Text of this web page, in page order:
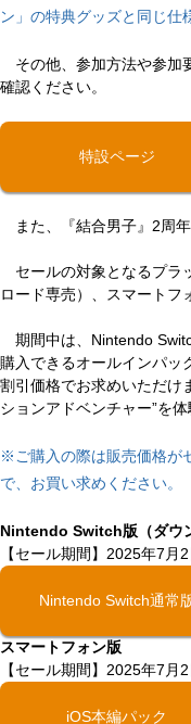
ン」の特典グッズと同じ仕
その他、参加方法や参加
確認ください。
特設ページ
また、『結合男子』2周年
セールの対象となるプラ
ロード専売）、スマートフ
期間中は、Nintendo
購入できるオールインパッ
割引価格でお求めいただけ
ションアドベンチャー”を体
※ご購入の際は販売価格が
で、お買い求めください。
Nintendo Switch版（ダウ
【セール期間】2025年7月
Nintendo Switch通常
スマートフォン版
【セール期間】2025年7月
iOS本編パック